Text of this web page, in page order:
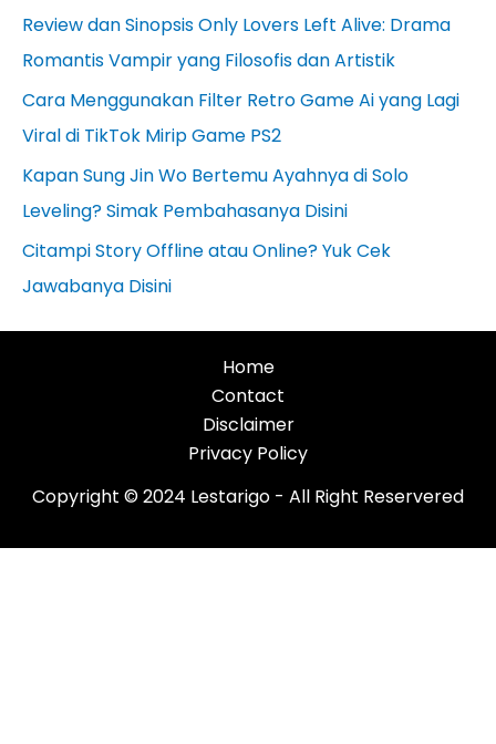
Review dan Sinopsis Only Lovers Left Alive: Drama
Romantis Vampir yang Filosofis dan Artistik
Cara Menggunakan Filter Retro Game Ai yang Lagi
Viral di TikTok Mirip Game PS2
Kapan Sung Jin Wo Bertemu Ayahnya di Solo
Leveling? Simak Pembahasanya Disini
Citampi Story Offline atau Online? Yuk Cek
Jawabanya Disini
Home
Contact
Disclaimer
Privacy Policy
Copyright © 2024 Lestarigo - All Right Reservered